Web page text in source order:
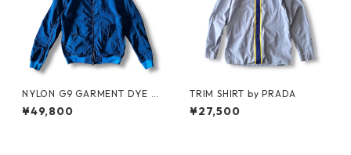
NYLON G9 GARMENT DYE b
y BARACUTA
¥49,800
TRIM SHIRT by PRADA
¥27,500